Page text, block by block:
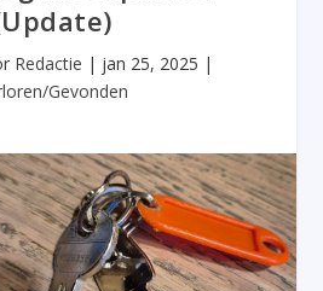
Redactie | jan 25, 2025 |
Gevonden